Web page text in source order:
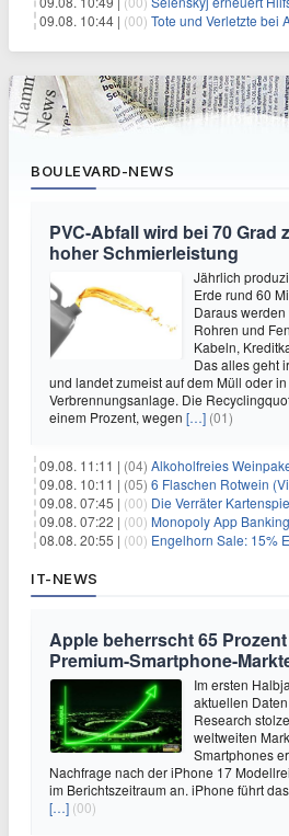
09.08. 10:44 | (00) Tote und Verletzte bei
BOULEVARD-NEWS
PVC-Abfall wird bei 70 Grad
hoher Schmierleistung
Jährlich
Erde rund 60
Daraus
Rohren und
Kabeln,
Das alles geht
und landet zumeist auf dem Müll oder
Verbrennungsanlage. Die
einem Prozent, wegen […] (01)
09.08. 11:11 | (04) Alkoholfreies Weinpaket mit 47%
09.08. 10:11 | (05) 6 Flaschen Rotwein (Vinos Tinto Paket)
09.08. 07:45 | (00) Die Verräter
09.08. 07:22 | (00) Monopoly App Banking
08.08. 20:55 | (00) Engelhorn Sale: 15% Extra-
IT-NEWS
Apple beherrscht 65
Premium-Smartphone-
Im ersten
aktuellen
Research
weltweiten
Smartphones
Nachfrage nach der iPhone 17
im Berichtszeitraum an. iPhone führt
[…] (00)